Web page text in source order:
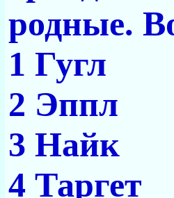
родные.
1 Гугл
2 Эппл
3 Найк
4 Таргет